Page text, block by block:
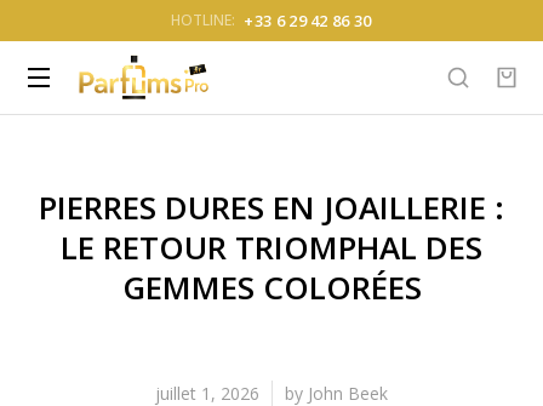
HOTLINE: +33 6 29 42 86 30
PIERRES DURES EN JOAILLERIE :
LE RETOUR TRIOMPHAL DES
GEMMES COLORÉES
juillet 1, 2026 by John Beek